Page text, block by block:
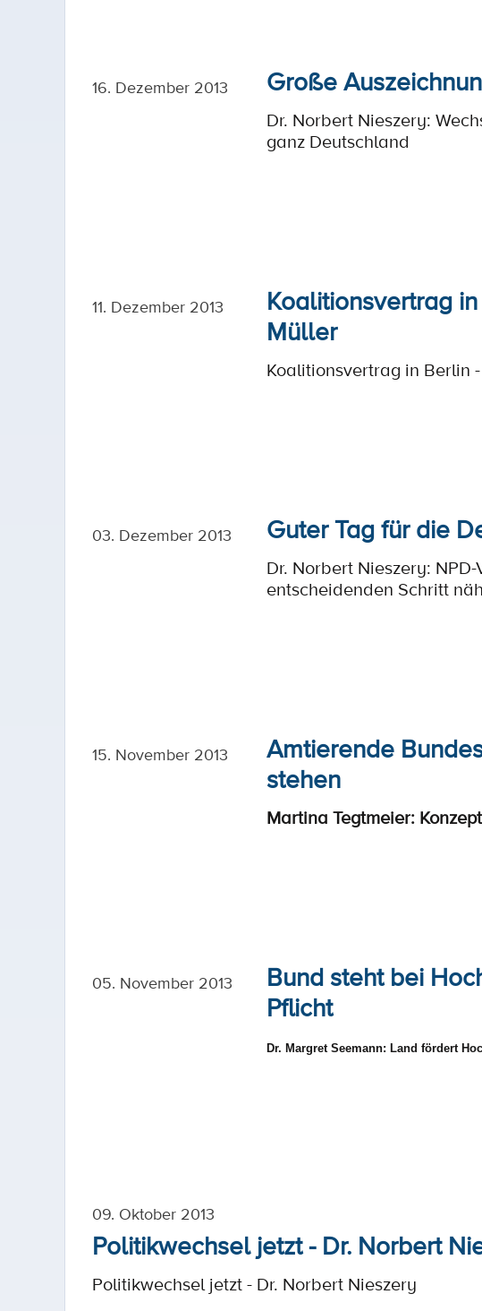
16. Dezember 2013 Große
Dr. Norbert Nieszery:
ganz Deutschland
11. Dezember 2013
Koalitionsvertrag
Müller
Koalitionsvertrag in Berlin
03. Dezember 2013 Guter Tag für die
Dr. Norbert Nieszery:
entscheidenden Schritt
15. November 2013
Amtierende
stehen
Martina Tegtmeier:
05. November 2013
Bund steht bei
Pflicht
Dr. Margret Seemann: Land fördert
09. Oktober 2013
Politikwechsel jetzt - Dr. Norbert
Politikwechsel jetzt - Dr. Norbert Nieszery